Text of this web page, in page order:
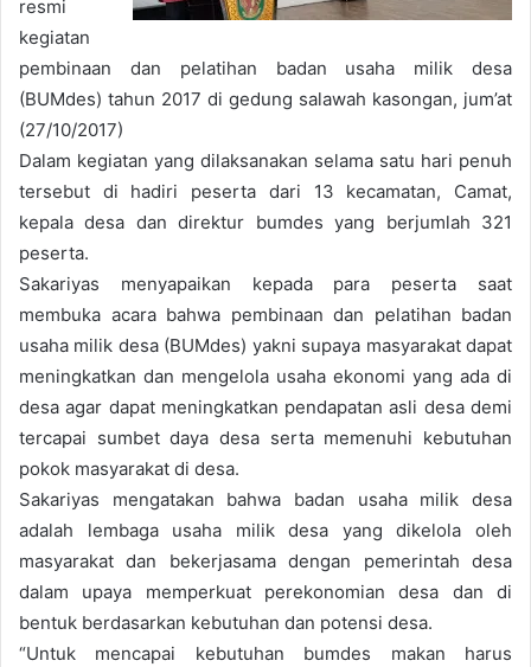
resmi
kegiatan
pembinaan dan pelatihan badan usaha milik desa
(BUMdes) tahun 2017 di gedung salawah kasongan, jum’at
(27/10/2017)
Dalam kegiatan yang dilaksanakan selama satu hari penuh
tersebut di hadiri peserta dari 13 kecamatan, Camat,
kepala desa dan direktur bumdes yang berjumlah 321
peserta.
Sakariyas menyapaikan kepada para peserta saat
membuka acara bahwa pembinaan dan pelatihan badan
usaha milik desa (BUMdes) yakni supaya masyarakat dapat
meningkatkan dan mengelola usaha ekonomi yang ada di
desa agar dapat meningkatkan pendapatan asli desa demi
tercapai sumbet daya desa serta memenuhi kebutuhan
pokok masyarakat di desa.
Sakariyas mengatakan bahwa badan usaha milik desa
adalah lembaga usaha milik desa yang dikelola oleh
masyarakat dan bekerjasama dengan pemerintah desa
dalam upaya memperkuat perekonomian desa dan di
bentuk berdasarkan kebutuhan dan potensi desa.
“Untuk mencapai kebutuhan bumdes makan harus